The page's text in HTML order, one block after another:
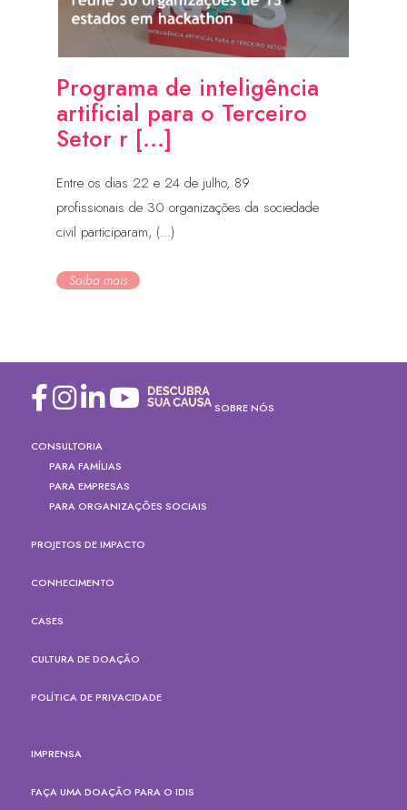
Programa de inteligência
artificial para o Terceiro
Setor r [...]
Entre os dias 22 e 24 de julho, 89
profissionais de 30 organizações da sociedade
civil participaram, (...)
Saiba mais
SOBRE NÓS
CONSULTORIA
PARA FAMÍLIAS
PARA EMPRESAS
PARA ORGANIZAÇÕES SOCIAIS
PROJETOS DE IMPACTO
CONHECIMENTO
CASES
CULTURA DE DOAÇÃO
POLÍTICA DE PRIVACIDADE
IMPRENSA
FAÇA UMA DOAÇÃO PARA O IDIS